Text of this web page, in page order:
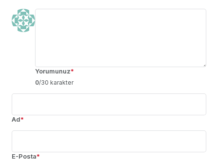
Yorumunuz*
0/30 karakter
Ad*
E-Posta*